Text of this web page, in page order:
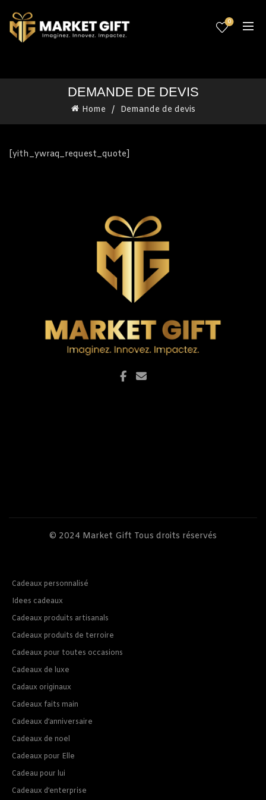
0
DEMANDE DE DEVIS
Home Demande de devis
[yith_ywraq_request_quote]
© 2024 Market Gift Tous droits réservés
Cadeaux personnalisé
Idees cadeaux
Cadeaux produits artisanals
Cadeaux produits de terroire
Cadeaux pour toutes occasions
Cadeaux de luxe
Cadaux originaux
Cadeaux faits main
Cadeaux d’anniversaire
Cadeaux de noel
Cadeaux pour Elle
Cadeau pour lui
Cadeaux d’enterprise